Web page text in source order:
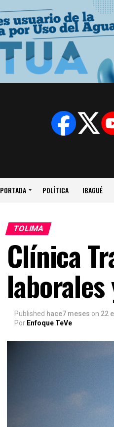
PORTADA POLÍTICA IBAGUÉ
TOLIMA
Clínica
Published hace7 meses on 22
Por Enfoque TeVe